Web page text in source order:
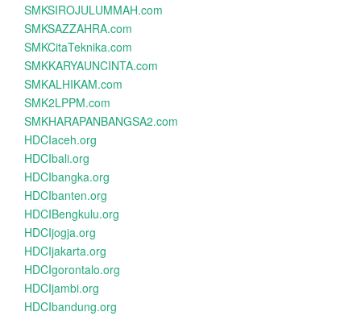
SMKSIROJULUMMAH.com
SMKSAZZAHRA.com
SMKCitaTeknika.com
SMKKARYAUNCINTA.com
SMKALHIKAM.com
SMK2LPPM.com
SMKHARAPANBANGSA2.com
HDCIaceh.org
HDCIbali.org
HDCIbangka.org
HDCIbanten.org
HDCIBengkulu.org
HDCIjogja.org
HDCIjakarta.org
HDCIgorontalo.org
HDCIjambi.org
HDCIbandung.org